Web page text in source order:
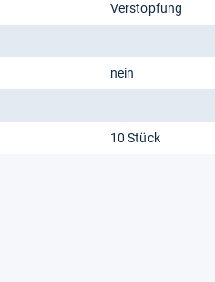
Verstopfung
nein
10 Stück